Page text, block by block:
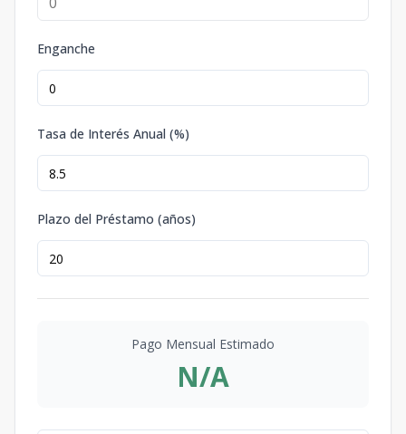
Enganche
Tasa de Interés Anual (%)
Plazo del Préstamo (años)
Pago Mensual Estimado
N/A